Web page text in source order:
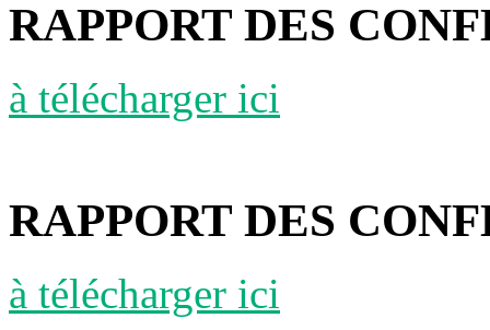
RAPPORT DES
à télécharger ici
RAPPORT DES
à télécharger ici